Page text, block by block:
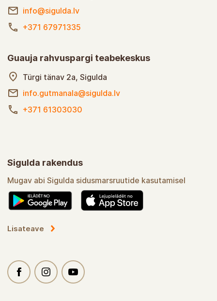
info@sigulda.lv
+371 67971335
Guauja rahvuspargi teabekeskus
Türgi tänav 2a, Sigulda
info.gutmanala@sigulda.lv
+371 61303030
Sigulda rakendus
Mugav abi Sigulda sidusmarsruutide kasutamisel
Lisateave